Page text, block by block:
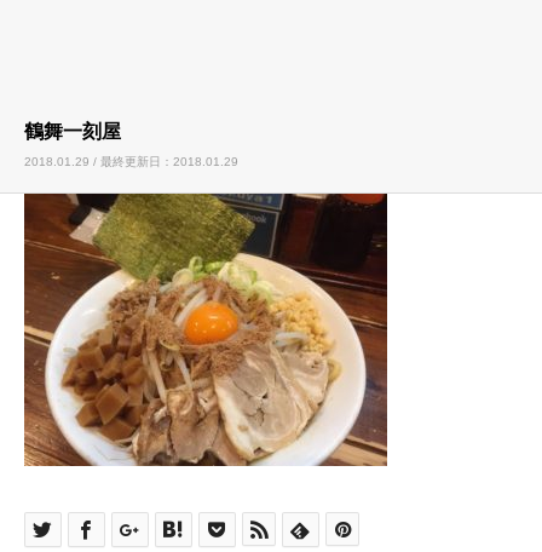
鶴舞一刻屋
2018.01.29 / 最終更新日：2018.01.29